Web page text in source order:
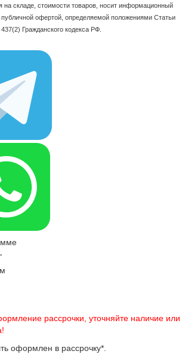
на складе, стоимости товаров, носит информационный
публичной офертой, определяемой положениями Статьи
437(2) Гражданского кодекса РФ.
рассрочки, уточняйте наличие или
оформлен в рассрочку*.